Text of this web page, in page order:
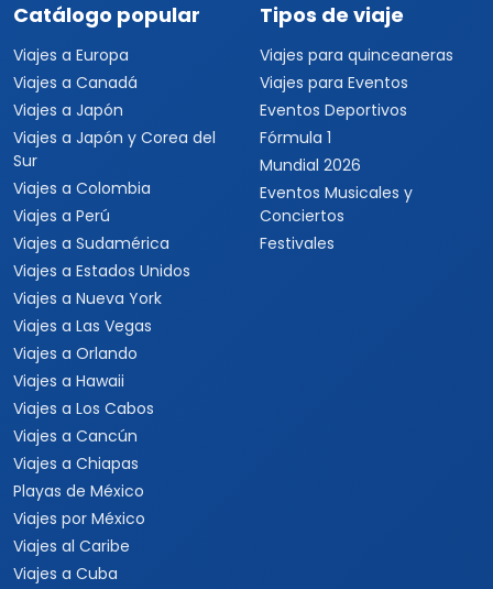
Catálogo popular
Viajes a Europa
Viajes a Canadá
Viajes a Japón
Viajes a Japón y Corea del
Sur
Viajes a Colombia
Viajes a Perú
Viajes a Sudamérica
Viajes a Estados Unidos
Viajes a Nueva York
Viajes a Las Vegas
Viajes a Orlando
Viajes a Hawaii
Viajes a Los Cabos
Viajes a Cancún
Viajes a Chiapas
Playas de México
Viajes por México
Viajes al Caribe
Viajes a Cuba
Tipos de viaje
Viajes para quinceaneras
Viajes para Eventos
Eventos Deportivos
Fórmula 1
Mundial 2026
Eventos Musicales y
Conciertos
Festivales